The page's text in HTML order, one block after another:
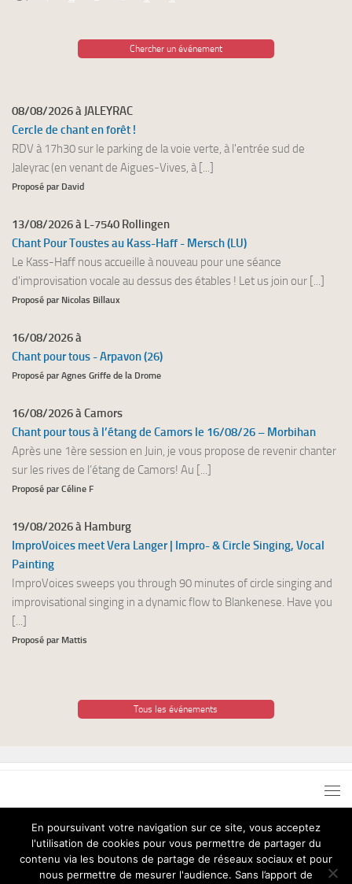
Chercher un événement
08/08/2026 à JALEYRAC
Cercle de chant en forêt !
RDV à 17h30 sur le parking de la voie verte, à l'entrée sud de
Jaleyrac (en venant de Aigues-Vives, à [...]
Proposé par David
13/08/2026 à L-7540 Rollingen
Chant Pour Toustes au Kass-Haff - Mersch (LU)
Le Kass-Haff nous accueille à nouveau pour une séance
d'improvisation vocale au dessus des étables ! Let us join our [...]
Proposé par Nicolas Billaux
16/08/2026 à
Chant pour tous - Arpavon (26)
Proposé par Agnes Griffe de la Drome
16/08/2026 à Camors
Chant pour tous à l’étang de Camors le 16/08/26 – Morbihan
Après une 1ère session en Juin, je vous propose de revenir chanter
sur les rives de l’étang de Camors! Au [...]
Proposé par Céline F
19/08/2026 à Hamburg
ImproVoices meet Vera Langer | Impro- & Circle Singing, Vocal
Painting
ImproVoices sweeps you through 90 minutes of circle singing and
improvisational singing in a dynamic flow to Blankenese. Have you
[...]
Proposé par Mattis
Tous les événements
Chant pour Tous © 2026. Tous droits réservés.
En poursuivant votre navigation sur ce site, vous acceptez
l'utilisation de cookies pour vous permettre de partager du
contenu via les boutons de partage de réseaux sociaux et pour
nous permettre de mesurer l'audience. Sans l’apport de